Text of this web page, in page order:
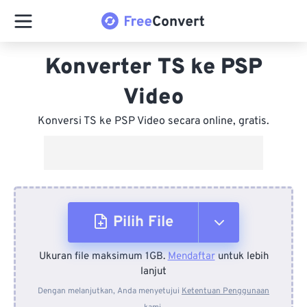
Konverter TS ke PSP
Video
Konversi TS ke PSP Video secara online, gratis.
Pilih File
Dari Perangkat
Ukuran file maksimum 1GB.Mendaftaruntuk lebih
lanjut
Dengan melanjutkan, Anda menyetujui Ketentuan Penggunaan